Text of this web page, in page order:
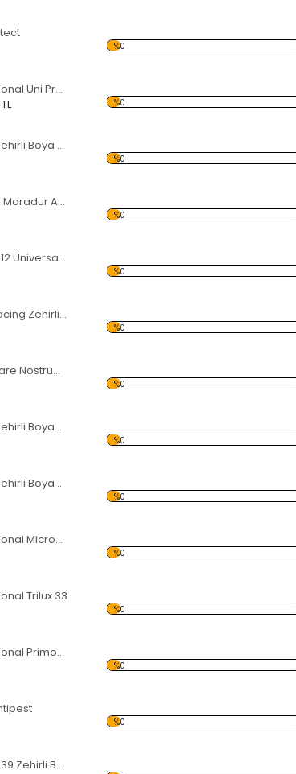
%0
International Uni Pro 250
%0
Seajet Zehirli Boya 033- 0.75 LT
%0
Moravia Moradur Astar
%0
Seajet 012 Üniversal Astar
%0
Jotun Racing Zehirli Boya
%0
Jotun Mare Nostrum Zehirli Boya
%0
Seajet Zehirli Boya 033- 5 LT
%0
Seajet Zehirli Boya 034-5 LT
%0
International Micron 300
%0
Trilux 33
%0
International Primocon
%0
%0
Seajet 039 Zehirli Boya